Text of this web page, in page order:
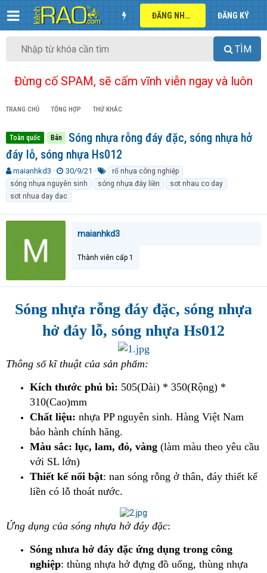
ĐĂNG NHẬP ĐĂNG KÝ
TÌM
Đừng cố SPAM, sẽ cấm vĩnh viễn ngay và luôn
TRANG CHỦ TỔNG HỢP THỨ KHÁC
Toàn quốc Bán
Sóng nhựa rỗng đáy đặc, sóng nhựa hở
đáy lỗ, sóng nhựa Hs012
T
h
r
e
a
e
maianhkd3
N
g
à
y
g
ử
30/9/21
ừ
k
ó
rổ nhựa công nghiệp
sóng nhựa nguyên sinh
sóng nhựa đáy liền
sot nhau co day
sot nhua day dac
maianhkd3
Thành viên cấp 1
Sóng nhựa rỗng đáy đặc, sóng nhựa
hở đáy lỗ, sóng nhựa Hs012
Thông số kĩ thuật của sản phẩm:
Kích thước phủ bì: 505(Dài) * 350(Rộng) *
310(Cao)mm
Chất liệu: nhựa PP nguyên sinh. Hàng Việt Nam
bảo hành chính hãng.
Màu sắc: lục, lam, đỏ, vàng (làm màu theo yêu cầu
với SL lớn)
Thiết kế nổi bật: nan sóng rỗng ở thân, đáy thiết kế
liền có lỗ thoát nước.
Ứng dụng của sóng nhựa hở đáy đặc:
Sóng nhưa hở đáy đặc ứng dụng trong công
nghiệp: thùng nhựa hở đựng đồ uống, thùng nhựa